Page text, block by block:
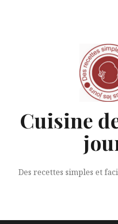
Cuisine
Des recettes simples et